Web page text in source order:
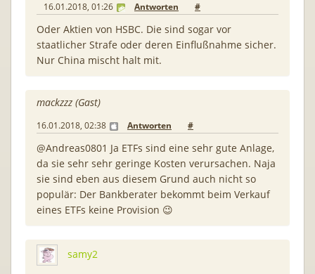
16.01.2018, 01:26 Antworten #
Oder Aktien von HSBC. Die sind sogar vor
staatlicher Strafe oder deren Einflußnahme sicher.
Nur China mischt halt mit.
mackzzz (Gast)
16.01.2018, 02:38 Antworten #
@Andreas0801 Ja ETFs sind eine sehr gute Anlage,
da sie sehr sehr geringe Kosten verursachen. Naja
sie sind eben aus diesem Grund auch nicht so
populär: Der Bankberater bekommt beim Verkauf
eines ETFs keine Provision 😉
samy2